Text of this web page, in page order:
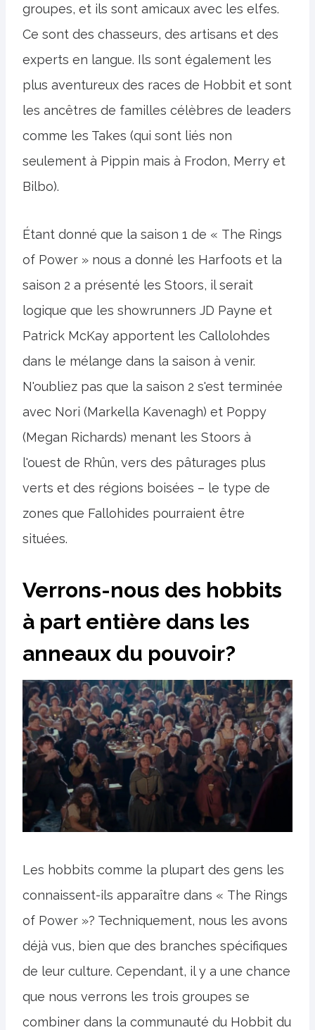
groupes, et ils sont amicaux avec les elfes.
Ce sont des chasseurs, des artisans et des
experts en langue. Ils sont également les
plus aventureux des races de Hobbit et sont
les ancêtres de familles célèbres de leaders
comme les Takes (qui sont liés non
seulement à Pippin mais à Frodon, Merry et
Bilbo).
Étant donné que la saison 1 de « The Rings
of Power » nous a donné les Harfoots et la
saison 2 a présenté les Stoors, il serait
logique que les showrunners JD Payne et
Patrick McKay apportent les Callolohdes
dans le mélange dans la saison à venir.
N'oubliez pas que la saison 2 s'est terminée
avec Nori (Markella Kavenagh) et Poppy
(Megan Richards) menant les Stoors à
l'ouest de Rhûn, vers des pâturages plus
verts et des régions boisées – le type de
zones que Fallohides pourraient être
situées.
Verrons-nous des hobbits
à part entière dans les
anneaux du pouvoir?
Les hobbits comme la plupart des gens les
connaissent-ils apparaître dans « The Rings
of Power »? Techniquement, nous les avons
déjà vus, bien que des branches spécifiques
de leur culture. Cependant, il y a une chance
que nous verrons les trois groupes se
combiner dans la communauté du Hobbit du